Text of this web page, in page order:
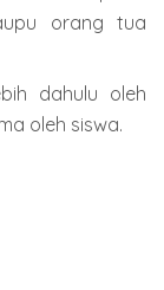
orang tua
dahulu oleh
oleh siswa.